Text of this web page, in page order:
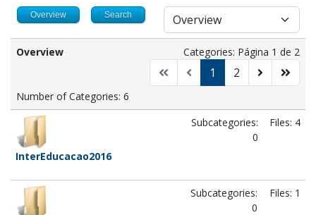
Overview Search
Overview Categories: Página 1 de 2
1 2
Number of Categories: 6
InterEducacao2016
Subcategories:
0
Files: 4
Subcategories:
0
Files: 1